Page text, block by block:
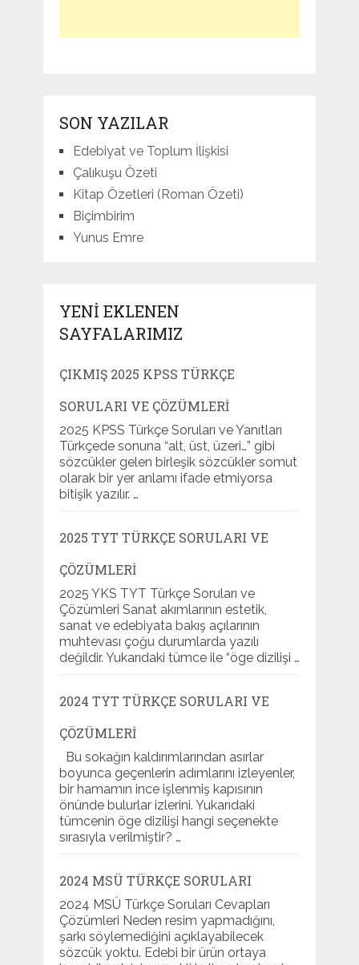
SON YAZILAR
Edebiyat ve Toplum İlişkisi
Çalıkuşu Özeti
Kitap Özetleri (Roman Özeti)
Biçimbirim
Yunus Emre
YENI EKLENEN
SAYFALARIMIZ
ÇIKMIŞ 2025 KPSS TÜRKÇE
SORULARI VE ÇÖZÜMLERI
2025 KPSS Türkçe Soruları ve Yanıtları
Türkçede sonuna “alt, üst, üzeri…” gibi
sözcükler gelen birleşik sözcükler somut
olarak bir yer anlamı ifade etmiyorsa
bitişik yazılır. …
2025 TYT TÜRKÇE SORULARI VE
ÇÖZÜMLERI
2025 YKS TYT Türkçe Soruları ve
Çözümleri Sanat akımlarının estetik,
sanat ve edebiyata bakış açılarının
muhtevası çoğu durumlarda yazılı
değildir. Yukarıdaki tümce ile “öge dizilişi …
2024 TYT TÜRKÇE SORULARI VE
ÇÖZÜMLERI
Bu sokağın kaldırımlarından asırlar
boyunca geçenlerin adımlarını izleyenler,
bir hamamın ince işlenmiş kapısının
önünde bulurlar izlerini. Yukarıdaki
tümcenin öge dizilişi hangi seçenekte
sırasıyla verilmiştir? …
2024 MSÜ TÜRKÇE SORULARI
2024 MSÜ Türkçe Soruları Cevapları
Çözümleri Neden resim yapmadığını,
şarkı söylemediğini açıklayabilecek
sözcük yoktu. Edebi bir ürün ortaya